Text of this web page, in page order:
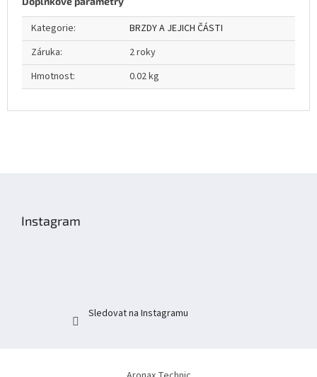
Kategorie:
BRZDY A JEJICH ČÁSTI
Záruka:
2 roky
Hmotnost: 0.02 kg
Instagram
Sledovat na Instagramu